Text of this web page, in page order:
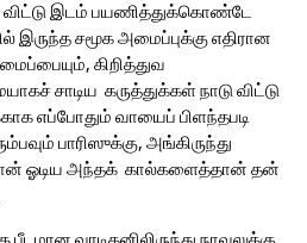
இடம் பயணித்துக்கொண்டே
இருந்த சமூக அமைப்புக்கு எதிரான
கிறித்துவ
சாடிய கருத்துக்கள் நாடு விட்டு
எப்போதும் வாயைப் பிளந்தபடி
பாரிஸுக்கு, அங்கிருந்து
தான் ஓடிய அந்தக் கால்களைத்தான் தன்